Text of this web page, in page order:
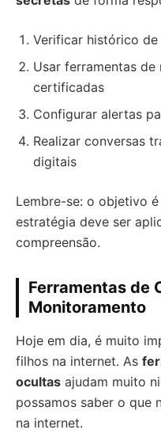
Verificar histórico
Usar ferramentas
certificadas
Configurar alertas
Realizar conversas
digitais
Lembre-se: o objetivo
estratégia deve ser
compreensão.
Ferramentas de
Monitoramento
Hoje em dia, é muito
filhos na internet. As
ocultas ajudam muito
possamos saber o que
na internet.